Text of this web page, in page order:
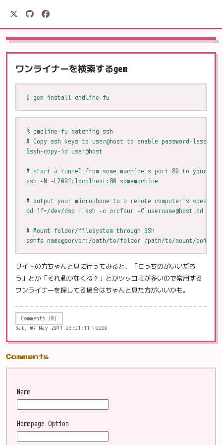
駒形電産
ワンライナーを検索するgem
$ gem install cmdline-fu
% cmdline-fu matching ssh
# Copy ssh keys to user@host to enable password-less
$ssh-copy-id user@host
# start a tunnel from some machine's port 80 to your
ssh -N -L2001:localhost:80 somemachine
# output your microphone to a remote computer's speaker
dd if=/dev/dsp | ssh -c arcfour -C username@host dd of=/
# Mount folder/filesystem through SSH
sshfs name@server:/path/to/folder /path/to/mount/point
サイトの方ちゃんと見に行ってみると、「こっちのがいいだろ
う」とか「それ動かなくね？」とかツッコミが多いので常用する
ワンライナーを探してる場合はちゃんと見た方がいいかも。
Comments (0)
Sat, 07 May 2011 03:01:11 +0000
Comments
Name
Homepage Option